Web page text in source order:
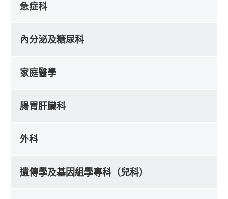
急症科
內分泌及糖尿科
家庭醫學
腸胃肝臟科
外科
遺傳學及基因組學專科（兒科）